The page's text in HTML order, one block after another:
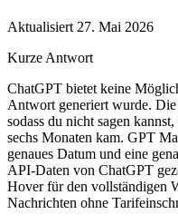
Aktualisiert 27. Mai 2026
Kurze Antwort
ChatGPT bietet keine
Antwort generiert wurde.
sodass du nicht sagen
sechs Monaten kam. GPT
genaues Datum und eine
API-Daten von ChatGPT
Hover für den vollständigen
Nachrichten ohne